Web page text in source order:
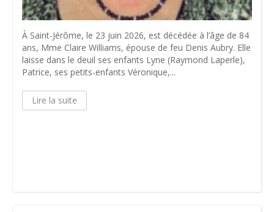
À Saint-Jérôme, le 23 juin 2026, est décédée à l’âge de 84
ans, Mme Claire Williams, épouse de feu Denis Aubry. Elle
laisse dans le deuil ses enfants Lyne (Raymond Laperle),
Patrice, ses petits-enfants Véronique,...
Lire la suite